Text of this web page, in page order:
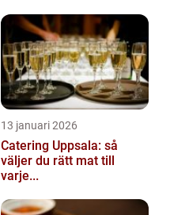
13 januari 2026
Catering Uppsala: så
väljer du rätt mat till
varje...